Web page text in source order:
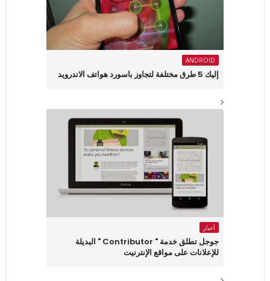
ANDROID
إليك 5 طرق مختلفة لتجاوز باسورد هواتف الاندرويد
أخبار
جوجل تطلق خدمة " Contributor " البديلة
للإعلانات على مواقع الإنترنيت